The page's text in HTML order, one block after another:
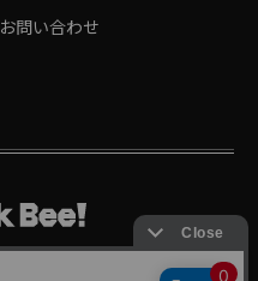
お問い合わせ